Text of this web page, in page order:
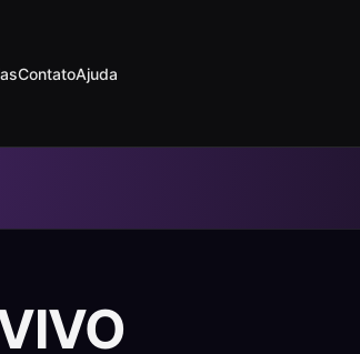
ContatoAjuda